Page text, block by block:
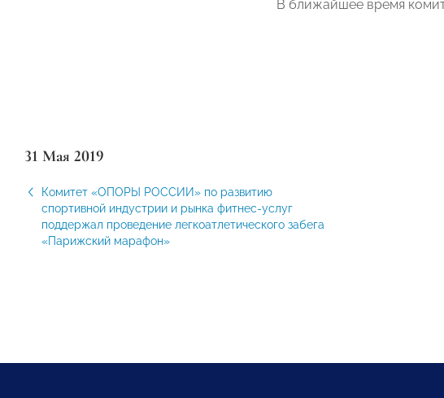
В ближайшее время
31 Мая 2019
Комитет «ОПОРЫ РОССИИ» по развитию
спортивной индустрии и рынка фитнес-услуг
поддержал проведение легкоатлетического забега
«Парижский марафон»